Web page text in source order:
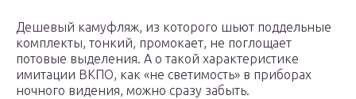
Дешевый камуфляж, из которого шьют поддельные
комплекты, тонкий, промокает, не поглощает
потовые выделения. А о такой характеристике
имитации ВКПО, как «не светимость» в приборах
ночного видения, можно сразу забыть.